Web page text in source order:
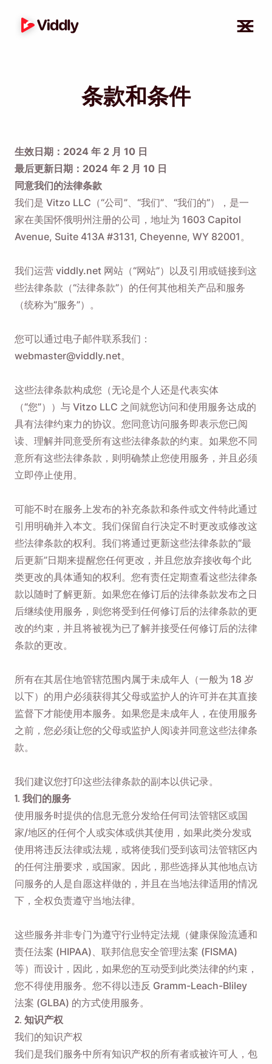
条款和条件
生效日期：2024 年 2 月 10 日
最后更新日期：2024 年 2 月 10 日
同意我们的法律条款
我们是 Vitzo LLC（“公司”、“我们”、“我们的”），是一
家在美国怀俄明州注册的公司，地址为 1603 Capitol
Avenue, Suite 413A #3131, Cheyenne, WY 82001。
我们运营 viddly.net 网站（“网站”）以及引用或链接到这
些法律条款（“法律条款”）的任何其他相关产品和服务
（统称为“服务”）。
您可以通过电子邮件联系我们：
webmaster@viddly.net。
这些法律条款构成您（无论是个人还是代表实体
（“您”））与 Vitzo LLC 之间就您访问和使用服务达成的
具有法律约束力的协议。您同意访问服务即表示您已阅
读、理解并同意受所有这些法律条款的约束。如果您不同
意所有这些法律条款，则明确禁止您使用服务，并且必须
立即停止使用。
可能不时在服务上发布的补充条款和条件或文件特此通过
引用明确并入本文。我们保留自行决定不时更改或修改这
些法律条款的权利。我们将通过更新这些法律条款的“最
后更新”日期来提醒您任何更改，并且您放弃接收每个此
类更改的具体通知的权利。您有责任定期查看这些法律条
款以随时了解更新。如果您在修订后的法律条款发布之日
后继续使用服务，则您将受到任何修订后的法律条款的更
改的约束，并且将被视为已了解并接受任何修订后的法律
条款的更改。
所有在其居住地管辖范围内属于未成年人（一般为 18 岁
以下）的用户必须获得其父母或监护人的许可并在其直接
监督下才能使用本服务。如果您是未成年人，在使用服务
之前，您必须让您的父母或监护人阅读并同意这些法律条
款。
我们建议您打印这些法律条款的副本以供记录。
1. 我们的服务
使用服务时提供的信息无意分发给任何司法管辖区或国
家/地区的任何个人或实体或供其使用，如果此类分发或
使用将违反法律或法规，或将使我们受到该司法管辖区内
的任何注册要求，或国家。因此，那些选择从其他地点访
问服务的人是自愿这样做的，并且在当地法律适用的情况
下，全权负责遵守当地法律。
这些服务并非专门为遵守行业特定法规（健康保险流通和
责任法案 (HIPAA)、联邦信息安全管理法案 (FISMA)
等）而设计，因此，如果您的互动受到此类法律的约束，
您不得使用服务。您不得以违反 Gramm-Leach-Bliley
法案 (GLBA) 的方式使用服务。
2. 知识产权
我们的知识产权
我们是我们服务中所有知识产权的所有者或被许可人，包